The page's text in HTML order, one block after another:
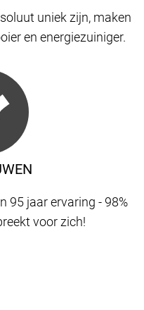
95 jaar ervaring - 98%
voor zich!
uniek zijn, maken
en energiezuiniger.